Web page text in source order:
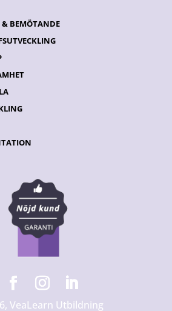
BEMÖTANDE
VeaLearn Utbildning